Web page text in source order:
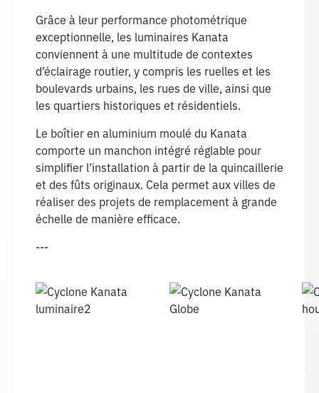
Grâce à leur performance photométrique
exceptionnelle, les luminaires Kanata
conviennent à une multitude de contextes
d’éclairage routier, y compris les ruelles et les
boulevards urbains, les rues de ville, ainsi que
les quartiers historiques et résidentiels.
Le boîtier en aluminium moulé du Kanata
comporte un manchon intégré réglable pour
simplifier l’installation à partir de la quincaillerie
et des fûts originaux. Cela permet aux villes de
réaliser des projets de remplacement à grande
échelle de manière efficace.
---